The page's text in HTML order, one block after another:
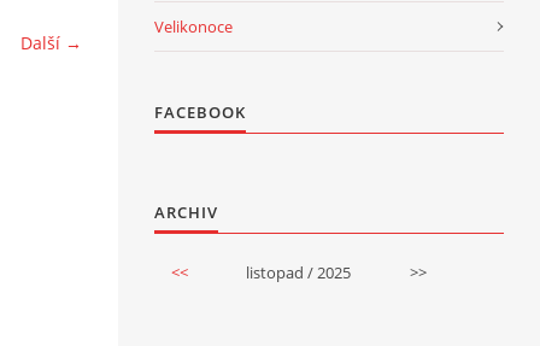
Další →
Velikonoce
FACEBOOK
ARCHIV
<< listopad / 2025 >>